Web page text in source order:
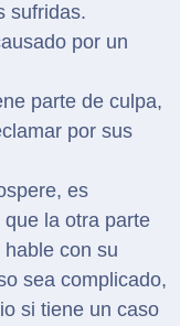
sufridas.
por un
parte de culpa,
por sus
es
la otra parte
con su
sea complicado,
si tiene un caso